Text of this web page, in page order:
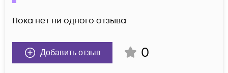
Пока нет ни одного отзыва
Добавить отзыв 0